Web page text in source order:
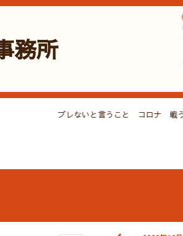
務所
ブレないと言うこと コロナ 戦う